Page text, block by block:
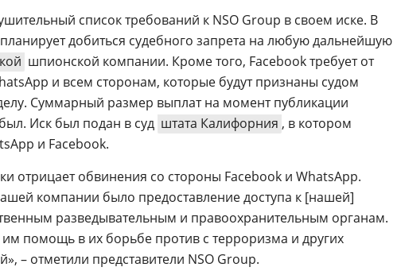
список требований к NSO Group в своем иске. В
добиться судебного запрета на любую дальнейшую
шпионской компании. Кроме того, Facebook требует от
и всем сторонам, которые будут признаны судом
Суммарный размер выплат на момент публикации
Иск был подан в суд штата Калифорния , в котором
и Facebook.
отрицает обвинения со стороны Facebook и WhatsApp.
компании было предоставление доступа к [нашей]
разведывательным и правоохранительным органам.
помощь в их борьбе против с терроризма и других
– отметили представители NSO Group.